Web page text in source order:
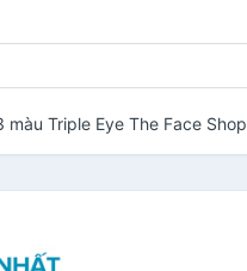
màu Triple Eye The Face Shop